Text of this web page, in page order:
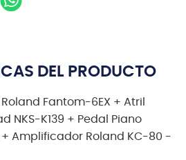
DEL PRODUCTO
Fantom-6EX + Atril
NKS-K139 + Pedal Piano
+ Amplificador Roland KC-80 -